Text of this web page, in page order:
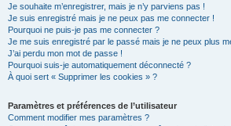
Je souhaite m’enregistrer, mais je n’y parviens pas !
Je suis enregistré mais je ne peux pas me connecter !
Pourquoi ne puis-je pas me connecter ?
Je me suis enregistré par le passé mais je ne peux plus
J’ai perdu mon mot de passe !
Pourquoi suis-je automatiquement déconnecté ?
À quoi sert « Supprimer les cookies » ?
Paramètres et préférences de l’utilisateur
Comment modifier mes paramètres ?